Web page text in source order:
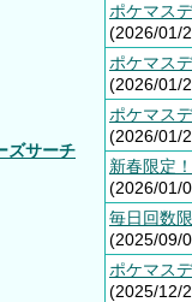
ズサーチ
ポケマス
(2026/01/
ポケマス
(2026/01/
ポケマス
(2026/01/
新春限定
(2026/01/
毎日回数
(2025/09/
ポケマス
(2025/12/